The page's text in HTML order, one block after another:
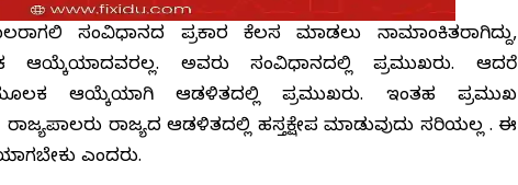
ಸಂವಿಧಾನದ ಪ್ರಕಾರ ಕೆಲಸ ಮಾಡಲು ನಾಮಾಂಕಿತರಾಗಿದ್ದು,
ಅವರು ಸಂವಿಧಾನದಲ್ಲಿ ಪ್ರಮುಖರು. ಆದರೆ
ಆಯ್ಕೆಯಾಗಿ ಆಡಳಿತದಲ್ಲಿ ಪ್ರಮುಖರು. ಇಂತಹ ಪ್ರಮುಖ
ರಾಜ್ಯದ ಆಡಳಿತದಲ್ಲಿ ಹಸ್ತಕ್ಷೇಪ ಮಾಡುವುದು ಸರಿಯಲ್ಲ . ಈ
ಎಂದರು.